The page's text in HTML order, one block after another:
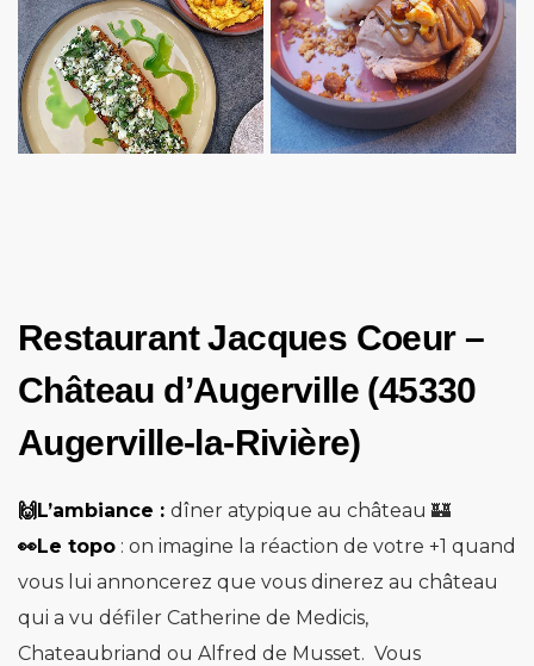
Restaurant Jacques Coeur –
Château d’Augerville (45330
Augerville-la-Rivière)
🙌L’ambiance : dîner atypique au château 🏰
👀Le topo : on imagine la réaction de votre +1 quand
vous lui annoncerez que vous dinerez au château
qui a vu défiler Catherine de Medicis,
Chateaubriand ou Alfred de Musset. Vous